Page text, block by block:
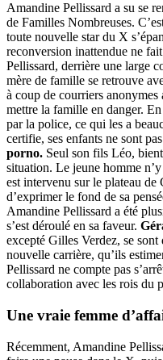
Amandine Pellissard a su se
de Familles Nombreuses.
toute nouvelle star du X
reconversion inattendue ne
Pellissard, derrière une large
mère de famille se retrouve
à coup de courriers
mettre la famille en danger.
par la police, ce qui les a
certifie, ses enfants ne sont
porno. Seul son fils Léo,
situation. Le jeune homme
est intervenu sur le plateau
d’exprimer le fond de sa
Amandine Pellissard a été
s’est déroulé en sa faveur.
excepté Gilles Verdez, se sont
nouvelle carrière, qu’ils
Pellissard ne compte pas
collaboration avec les rois du
Une vraie femme
Récemment, Amandine